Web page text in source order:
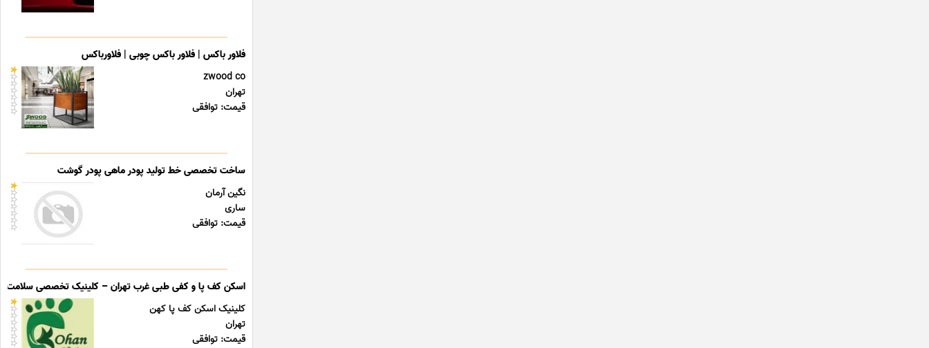
فلاور باکس | فلاور باکس چوبی | فلاورباکس
zwood co
تهران
قیمت: توافقی
ساخت تخصصی خط تولید پودر ماهی پودر گوشت
نگین آرمان
ساری
قیمت: توافقی
اسکن کف پا و کفی طبی غرب تهران – کلینیک تخصصی سلامت
کلینیک اسکن کف پا کهن
تهران
قیمت: توافقی